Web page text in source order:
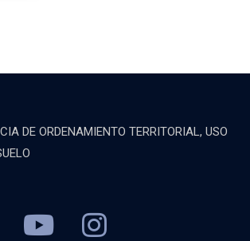
DE ORDENAMIENTO TERRITORIAL, USO